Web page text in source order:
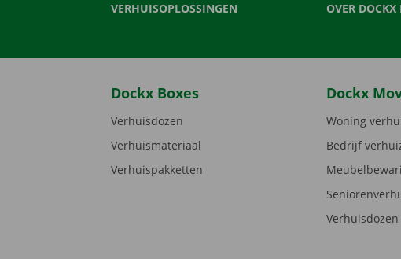
VERHUISOPLOSSINGEN
OVER DOCKX
Dockx Boxes
Verhuisdozen
Verhuismateriaal
Verhuispakketten
Dockx
Woning
Bedrijf